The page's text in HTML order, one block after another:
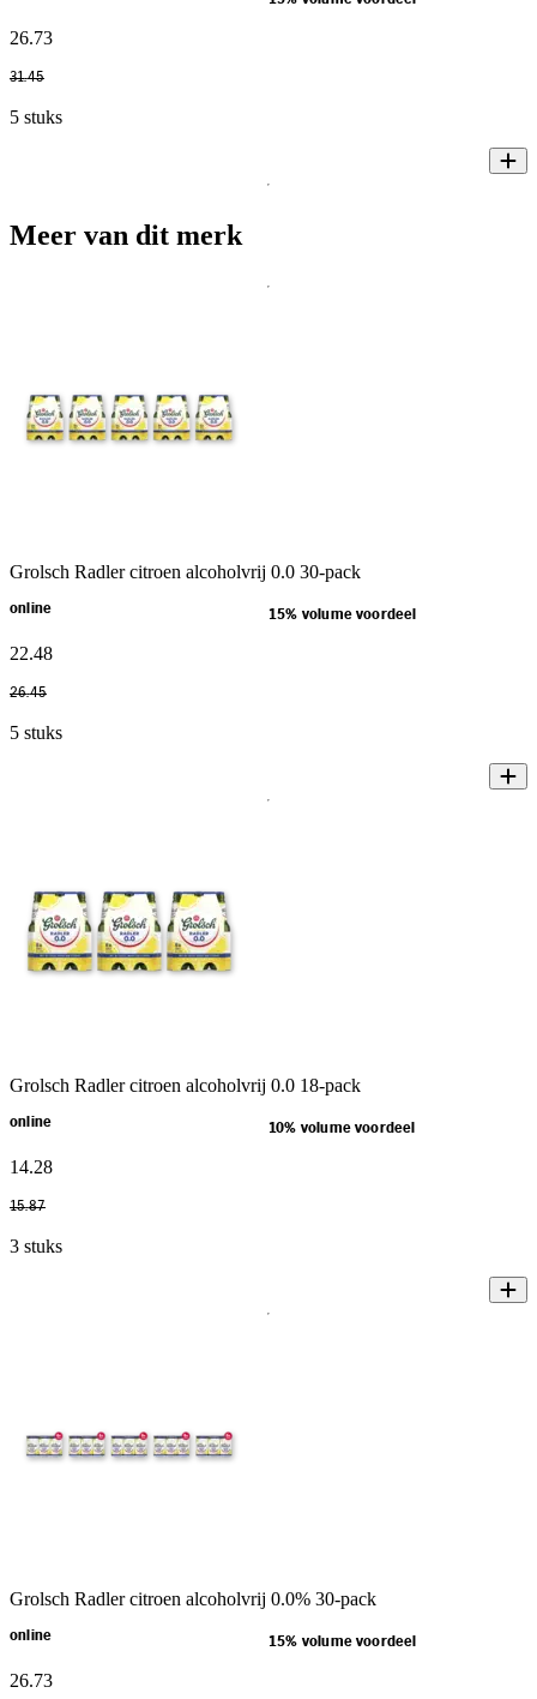
26.73
31.45
5 stuks
Meer van dit merk
Grolsch Radler citroen alcoholvrij 0.0 30-pack
online 15% volume voordeel
22.48
26.45
5 stuks
Grolsch Radler citroen alcoholvrij 0.0 18-pack
online 10% volume voordeel
14.28
15.87
3 stuks
Grolsch Radler citroen alcoholvrij 0.0% 30-pack
online 15% volume voordeel
26.73